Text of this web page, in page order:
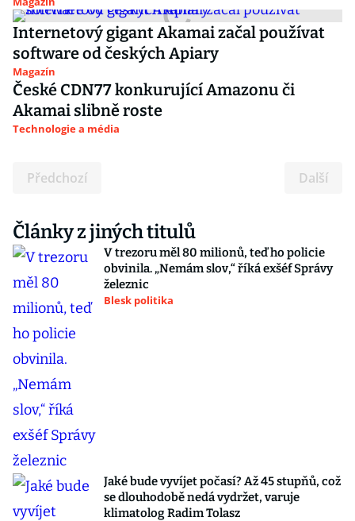
Internetový gigant Akamai začal používat
software od českých Apiary
Magazín
České CDN77 konkurující Amazonu či
Akamai slibně roste
Technologie a média
Předchozí Další
Články z jiných titulů
V trezoru měl 80 milionů, teď ho policie
obvinila. „Nemám slov,“ říká exšéf Správy
železnic
Blesk politika
Jaké bude vyvíjet počasí? Až 45 stupňů, což
se dlouhodobě nedá vydržet, varuje
klimatolog Radim Tolasz